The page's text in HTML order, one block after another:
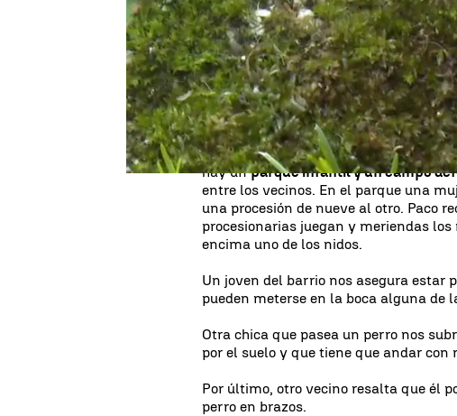
Paco, vecino del barrio de Martuene
secuencia. En ella se puede observar
procesionarias caminando por un
Caminan, como es característico en
llega un momento en que terminan
más adelante, volver a desplazarse
entre trescientas o cuatrocientas
Han aparecido en una zona muy
hay unparque infantil y un campo de
entre los vecinos. En el parque una
una procesión de nueve al otro. Paco
procesionarias juegan y meriendas
encima uno de los nidos.
Un joven del barrio nos asegura estar
pueden meterse en la boca alguna de
Otra chica que pasea un perro nos
por el suelo y que tiene que andar con
Por último, otro vecino resalta que él
perro en brazos.